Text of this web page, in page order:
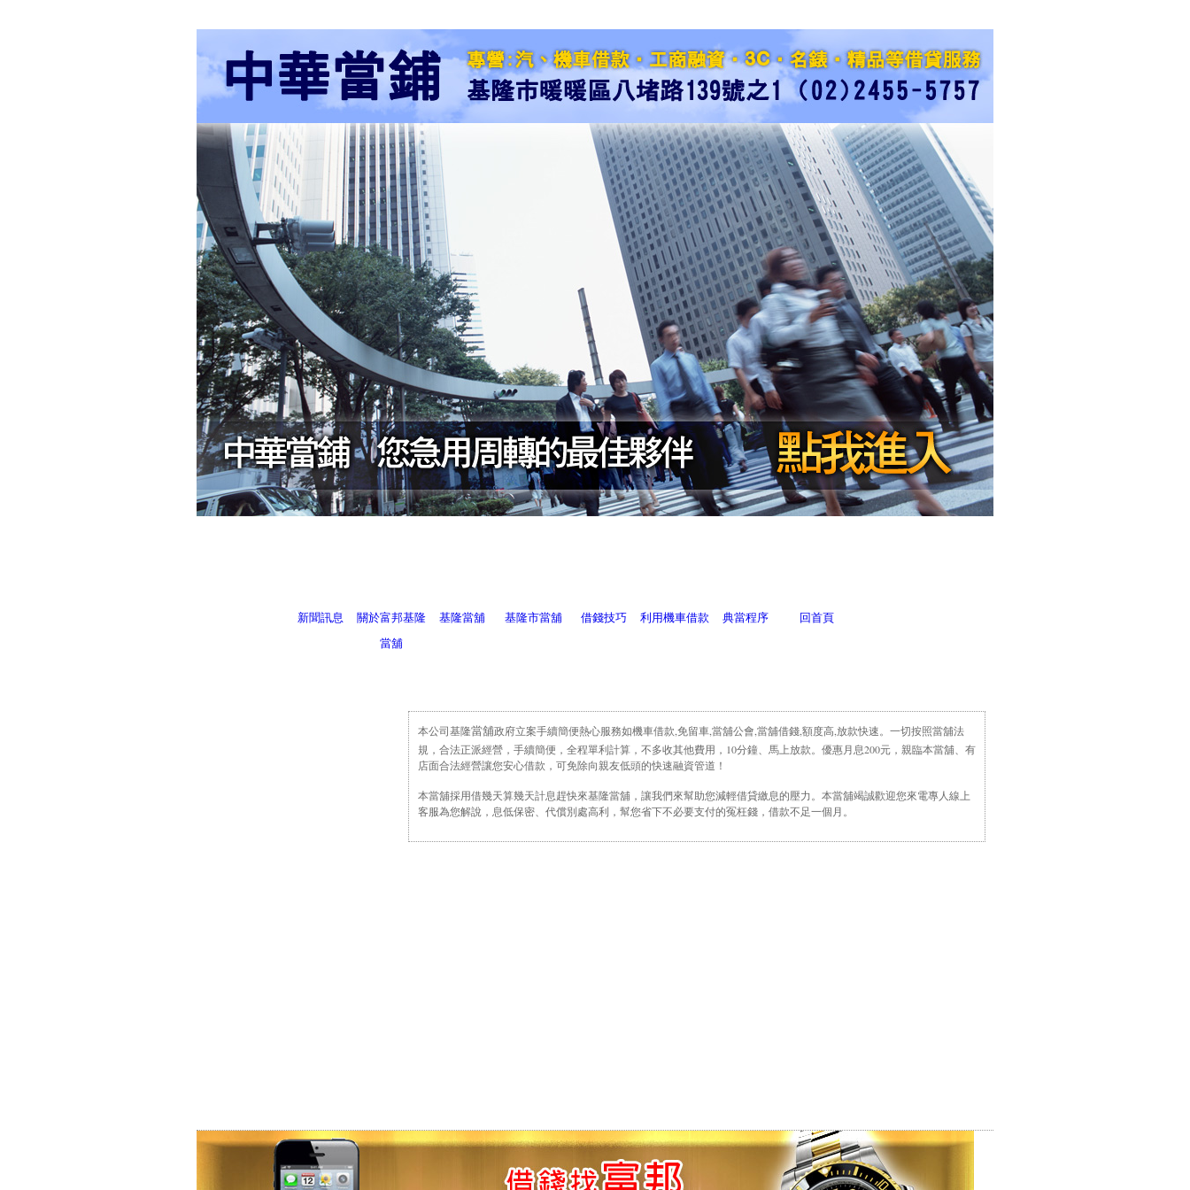
新聞訊息
關於富邦基隆
當舖
基隆當舖 基隆市當舖 借錢技巧 利用機車借款 典當程序 回首頁
本公司基隆當舖政府立案手續簡便熱心服務如機車借款,免留車,當舖公會,當舖借錢,額度高,放款快速。一切按照當舖法
規，合法正派經營，手續簡便，全程單利計算，不多收其他費用，10分鐘、馬上放款。優惠月息200元，親臨本當舖、有
店面合法經營讓您安心借款，可免除向親友低頭的快速融資管道！
本當舖採用借幾天算幾天計息趕快來基隆當舖，讓我們來幫助您減輕借貸繳息的壓力。本當舖竭誠歡迎您來電專人線上
客服為您解說，息低保密、代償別處高利，幫您省下不必要支付的冤枉錢，借款不足一個月。